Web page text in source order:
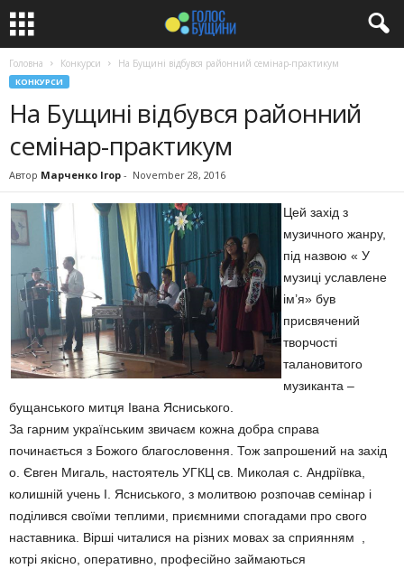
Головна Конкурси На Бущині відбувся районний семінар-практикум
КОНКУРСИ
На Бущині відбувся районний
семінар-практикум
Автор Марченко Ігор - November 28, 2016
Цей захід з
музичного жанру,
під назвою « У
музиці уславлене
ім’я» був
присвячений
творчості
талановитого
музиканта –
бущанського митця Івана Ясниського.
За гарним українським звичаєм кожна добра справа
починається з Божого благословення. Тож запрошений на захід
о. Євген Мигаль, настоятель УГКЦ св. Миколая с. Андріївка,
колишній учень І. Ясниського, з молитвою розпочав семінар і
поділився своїми теплими, приємними спогадами про свого
наставника. Вірші читалися на різних мовах за сприянням ,
котрі якісно, оперативно, професійно займаються